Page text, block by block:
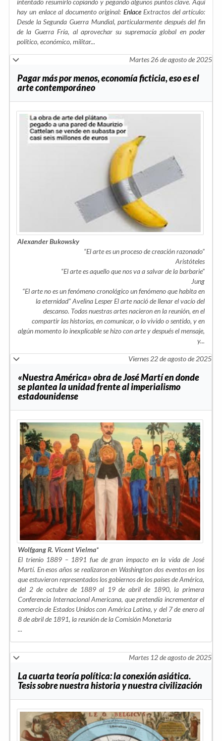
intentado resumirlo copiando y pegando algunos puntos clave. Aquí
hay un enlace al documento original: EnlaceExtractos del artículo:
Desde la Segunda Guerra Mundial, particularmente después del fin
de la Guerra Fría, al aprovechar su supremacía global en poder
político, económico, militar...
Martes 26 de agosto de 2025
Pagar más por menos, economía ficticia, eso es el
arte contemporáneo
Alexander Bukowsky
“El arte es un proceso de creación razonado”
Aristóteles
“El arte es aquello que nos va a salvar de la barbarie”
Jung
“El arte no es un fenómeno cronológico un fenómeno que habita en
la eternidad”Avelina Lesper El arte nació de llenar el vacío del
descanso. Todas nuestras artes nacieron en la reunión, en el
compartir las historias, en comunicar, o lo vivido o sentido, y en
algún momento lo inexplicable se hizo con arte y después el mensaje,
y...
Viernes 22 de agosto de 2025
«Nuestra América» obra de José Martí en donde
se plantea la unidad frente al imperialismo
estadounidense
Wolfgang R. Vicent Vielma*
El trienio 1889 – 1891 fue de gran impacto en la vida de José
Martí. En esos años se realizaron en Washington dos eventos en los
que estuvieron representados los gobiernos de los países de América,
del 2 de octubre de 1889 al 19 de abril de 1890, la primera
Conferencia Internacional Americana, que pretendía incrementar el
comercio de Estados Unidos con América Latina, y del 7 de enero al
8 de abril de 1891, la reunión de la Comisión Monetaria
...
Martes 12 de agosto de 2025
La cuarta teoría política: la conexión asiática.
Tesis sobre nuestra historia y nuestra civilización